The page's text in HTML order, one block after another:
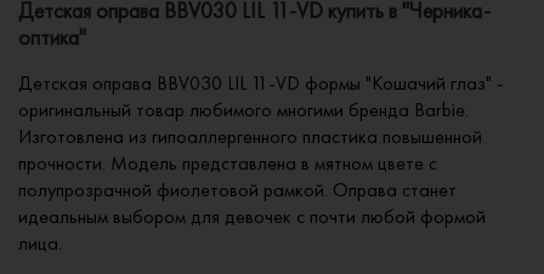
Детская оправа BBV030 LIL 11-VD купить в "Черника-
оптика"
Детская оправа BBV030 LIL 11-VD формы "Кошачий глаз" -
оригинальный товар любимого многими бренда Barbie.
Изготовлена из гипоаллергенного пластика повышенной
прочности. Модель представлена в мятном цвете с
полупрозрачной фиолетовой рамкой. Оправа станет
идеальным выбором для девочек с почти любой формой
лица.